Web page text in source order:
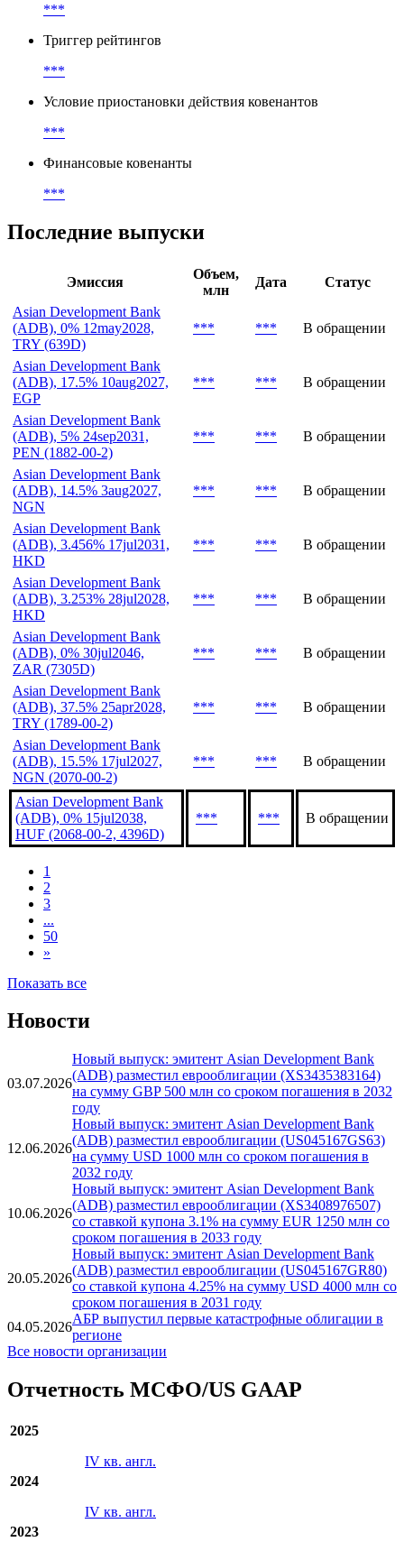
***
Триггер рейтингов
***
Условие приостановки действия ковенантов
***
Финансовые ковенанты
***
Последние выпуски
Эмиссия
Объем,
млн
Дата
Статус
Asian Development Bank
(ADB), 0% 12may2028,
TRY (639D)
*** *** В обращении
Asian Development Bank
(ADB), 17.5% 10aug2027,
EGP
*** *** В обращении
Asian Development Bank
(ADB), 5% 24sep2031,
PEN (1882-00-2)
*** *** В обращении
Asian Development Bank
(ADB), 14.5% 3aug2027,
NGN
*** *** В обращении
Asian Development Bank
(ADB), 3.456% 17jul2031,
HKD
*** *** В обращении
Asian Development Bank
(ADB), 3.253% 28jul2028,
HKD
*** *** В обращении
Asian Development Bank
(ADB), 0% 30jul2046,
ZAR (7305D)
*** *** В обращении
Asian Development Bank
(ADB), 37.5% 25apr2028,
TRY (1789-00-2)
*** *** В обращении
Asian Development Bank
(ADB), 15.5% 17jul2027,
NGN (2070-00-2)
*** *** В обращении
Asian Development Bank
(ADB), 0% 15jul2038,
HUF (2068-00-2, 4396D)
*** *** В обращении
1
2
3
...
50
»
Показать все
Новости
03.07.2026
Новый выпуск: эмитент Asian Development Bank
(ADB) разместил еврооблигации (XS3435383164)
на сумму GBP 500 млн со сроком погашения в 2032
году
12.06.2026
Новый выпуск: эмитент Asian Development Bank
(ADB) разместил еврооблигации (US045167GS63)
на сумму USD 1000 млн со сроком погашения в
2032 году
10.06.2026
Новый выпуск: эмитент Asian Development Bank
(ADB) разместил еврооблигации (XS3408976507)
со ставкой купона 3.1% на сумму EUR 1250 млн со
сроком погашения в 2033 году
20.05.2026
Новый выпуск: эмитент Asian Development Bank
(ADB) разместил еврооблигации (US045167GR80)
со ставкой купона 4.25% на сумму USD 4000 млн со
сроком погашения в 2031 году
04.05.2026
АБР выпустил первые катастрофные облигации в
регионе
Все новости организации
Отчетность МСФО/US GAAP
2025
IV кв. англ.
2024
IV кв. англ.
2023